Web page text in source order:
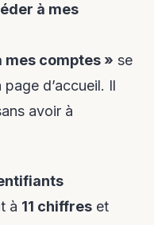
à mes
mes comptes » se
d’accueil. Il
avoir à
à 11 chiffres et